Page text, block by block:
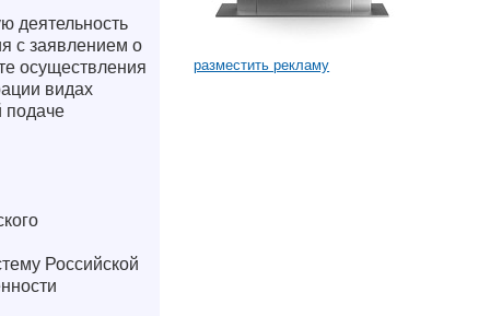
деятельность
с заявлением о
осуществления
видах
подаче
Российской
разместить рекламу